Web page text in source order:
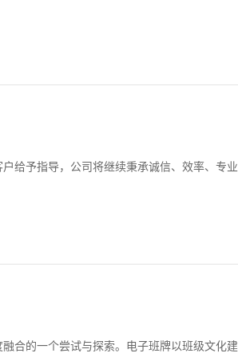
给予指导，公司将继续秉承诚信、效率、专
合的一个尝试与探索。电子班牌以班级文化